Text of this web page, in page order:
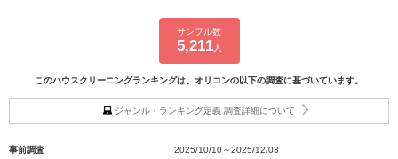
サンプル数
5,211人
このハウスクリーニングランキングは、オリコンの以下の調査に基づいています。
ジャンル・ランキング定義 調査詳細について
事前調査
2025/10/10～2025/12/03